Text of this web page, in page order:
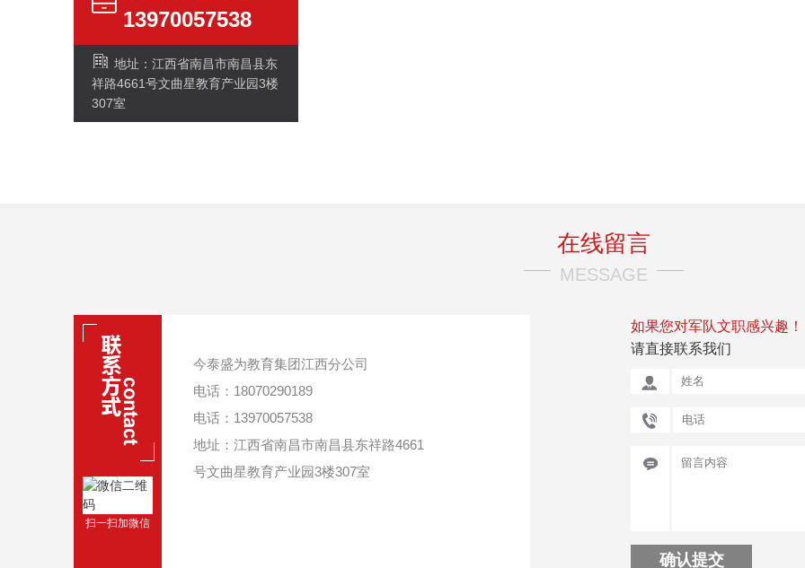
13970057538
地址：江西省南昌市南昌县东
祥路4661号文曲星教育产业园3楼
307室
在线留言
MESSAGE
扫一扫加微信
今泰盛为教育集团江西分公司
电话：18070290189
电话：13970057538
地址：江西省南昌市南昌县东祥路4661
号文曲星教育产业园3楼307室
如果您对军队文职感兴趣！
请直接联系我们